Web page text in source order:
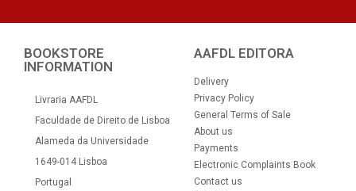
BOOKSTORE
INFORMATION
Livraria AAFDL
Faculdade de Direito de Lisboa
Alameda da Universidade
1649-014 Lisboa
Portugal
AAFDL EDITORA
Delivery
Privacy Policy
General Terms of Sale
About us
Payments
Electronic Complaints Book
Contact us